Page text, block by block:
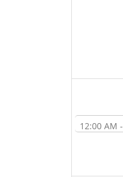
12:00 AM -